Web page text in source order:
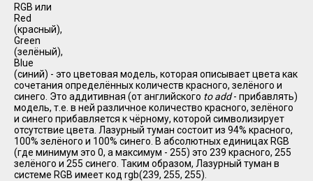
RGB или
Red
(красный),
Green
(зелёный),
Blue
(синий) - это цветовая модель, которая описывает цвета как
сочетания определённых количеств красного, зелёного и
синего. Это аддитивная (от английского to add- прибавлять)
модель, т.е. в ней различное количество красного, зелёного
и синего прибавляется к чёрному, которой символизирует
отсутствие цвета. Лазурный туман состоит из 94% красного,
100% зелёного и 100% синего. В абсолютных единицах RGB
(где минимум это 0, а максимум - 255) это 239 красного, 255
зелёного и 255 синего. Таким образом, Лазурный туман в
системе RGB имеет код rgb(239, 255, 255).